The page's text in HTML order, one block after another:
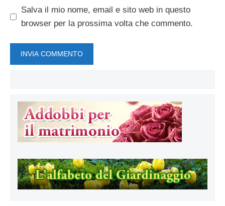
Salva il mio nome, email e sito web in questo
browser per la prossima volta che commento.